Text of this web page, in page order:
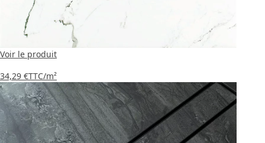
Voir le produit
34,29 €TTC/m²